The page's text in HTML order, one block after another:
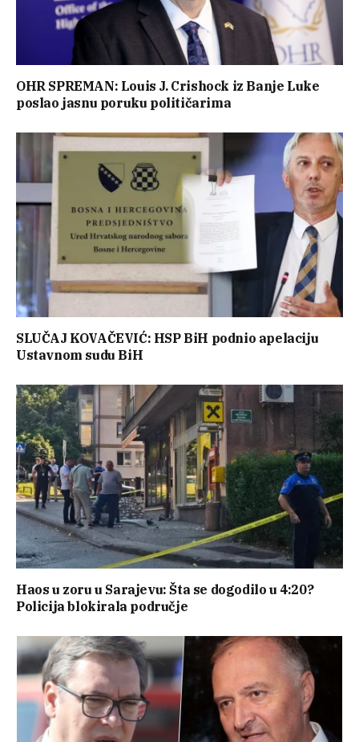
OHR SPREMAN: Louis J. Crishock iz Banje Luke
poslao jasnu poruku političarima
SLUČAJ KOVAČEVIĆ: HSP BiH podnio apelaciju
Ustavnom sudu BiH
Haos u zoru u Sarajevu: Šta se dogodilo u 4:20?
Policija blokirala područje